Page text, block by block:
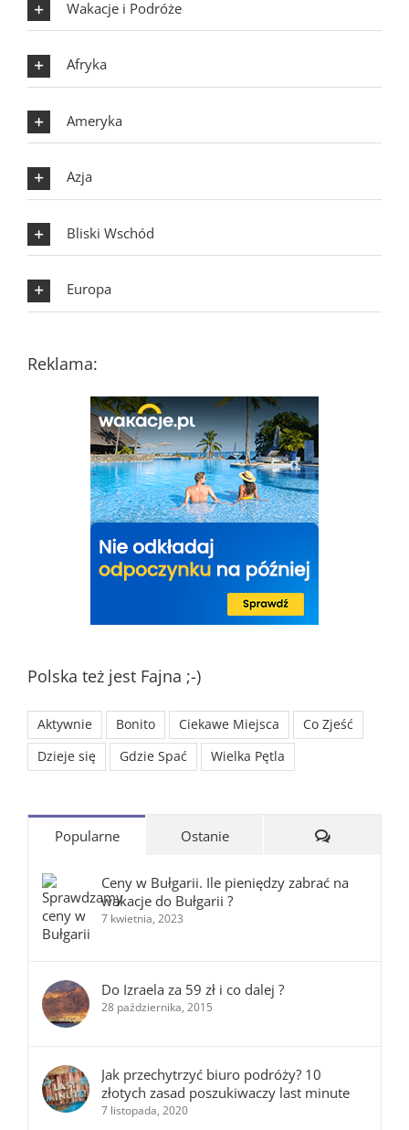
Wakacje i Podróże
Afryka
Ameryka
Azja
Bliski Wschód
Europa
Reklama:
Polska też jest Fajna ;-)
Aktywnie Bonito Ciekawe Miejsca
Co Zjeść
Dzieje się
Gdzie Spać Wielka Pętla
Popularne Ostanie Komentarze
Ceny w Bułgarii. Ile pieniędzy zabrać na
wakacje do Bułgarii ?
7 kwietnia, 2023
Do Izraela za 59 zł i co dalej ?
28 października, 2015
Jak przechytrzyć biuro podróży? 10
złotych zasad poszukiwaczy last minute
7 listopada, 2020